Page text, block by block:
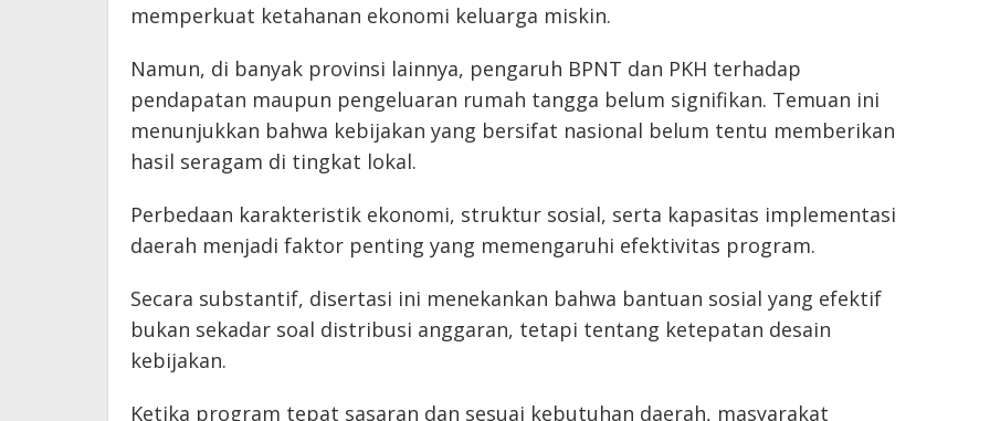
memperkuat ketahanan ekonomi keluarga miskin.
Namun, di banyak provinsi lainnya, pengaruh BPNT dan PKH terhadap
pendapatan maupun pengeluaran rumah tangga belum signifikan. Temuan ini
menunjukkan bahwa kebijakan yang bersifat nasional belum tentu memberikan
hasil seragam di tingkat lokal.
Perbedaan karakteristik ekonomi, struktur sosial, serta kapasitas implementasi
daerah menjadi faktor penting yang memengaruhi efektivitas program.
Secara substantif, disertasi ini menekankan bahwa bantuan sosial yang efektif
bukan sekadar soal distribusi anggaran, tetapi tentang ketepatan desain
kebijakan.
Ketika program tepat sasaran dan sesuai kebutuhan daerah, masyarakat